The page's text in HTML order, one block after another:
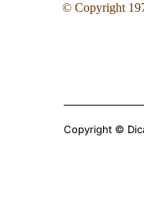
© Copyright
Copyright ©